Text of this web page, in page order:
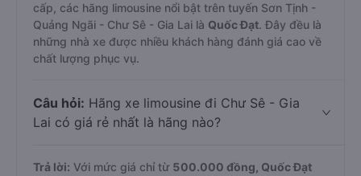
cấp, các hãng limousine nổi bật trên tuyến Sơn Tịnh -
Quảng Ngãi - Chư Sê - Gia Lai là Quốc Đạt. Đây đều là
những nhà xe được nhiều khách hàng đánh giá cao về
chất lượng phục vụ.
Câu hỏi: Hãng xe limousine đi Chư Sê - Gia
Lai có giá rẻ nhất là hãng nào?
Trả lời: Với mức giá chỉ từ 500.000 đồng, Quốc Đạt